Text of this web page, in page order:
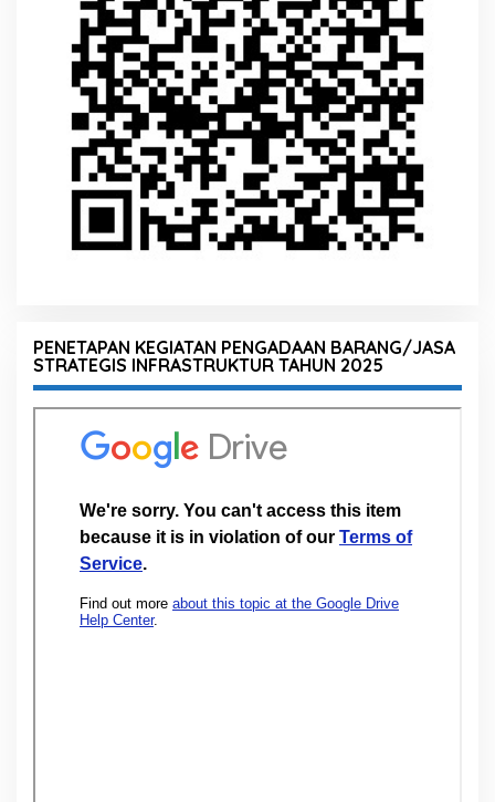
PENETAPAN KEGIATAN PENGADAAN BARANG/JASA
STRATEGIS INFRASTRUKTUR TAHUN 2025